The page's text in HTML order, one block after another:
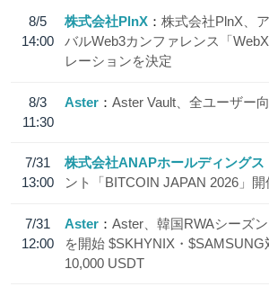
8/5
14:00
株式会社PlnX
株式会社PlnX、
バルWeb3カンファレンス「
レーションを決定
8/3
11:30
Aster Aster Vault、全ユーザー
7/31
13:00
株式会社ANAPホールディングス
ント「BITCOIN JAPAN 2026」開
7/31
12:00
Aster
Aster、韓国RWAシーズ
を開始 $SKHYNIX・
10,000 USDT